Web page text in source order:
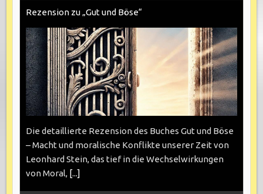
Rezension zu „Gut und Böse“
Die detaillierte Rezension des Buches Gut und Böse
– Macht und moralische Konflikte unserer Zeit von
Leonhard Stein, das tief in die Wechselwirkungen
von Moral, [...]